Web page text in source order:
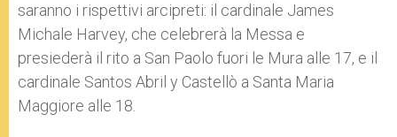
saranno i rispettivi arcipreti: il cardinale James
Michale Harvey, che celebrerà la Messa e
presiederà il rito a San Paolo fuori le Mura alle 17, e il
cardinale Santos Abril y Castellò a Santa Maria
Maggiore alle 18.